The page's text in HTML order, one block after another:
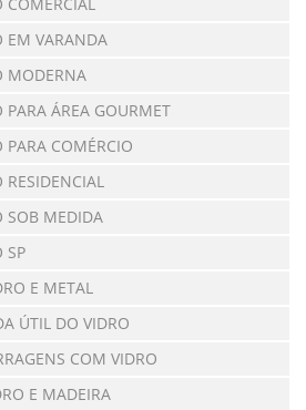
EM VARANDA
MODERNA
PARA ÁREA GOURMET
PARA COMÉRCIO
RESIDENCIAL
SOB MEDIDA
SP
E METAL
ÚTIL DO VIDRO
COM VIDRO
E MADEIRA